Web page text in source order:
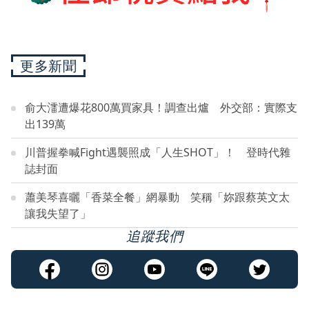
更多新聞
俞大㵢遭爆花800萬買家具！調查出爐 外交部：實際支
出139萬
川普握拳喊Fight遇襲照成「人生SHOT」！ 登時代雜
誌封面
蕭美琴喜曬「香菜全餐」網暴動 笑稱「妳跟蔡英文太
讓我失望了」
追蹤我們